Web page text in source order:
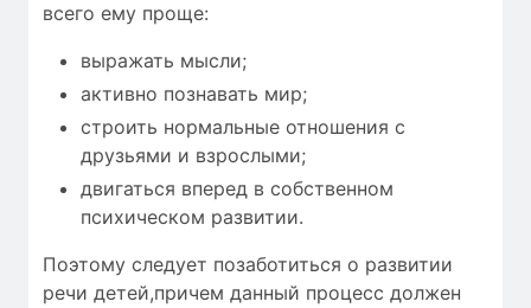
всего ему проще:
выражать мысли;
активно познавать мир;
строить нормальные отношения с
друзьями и взрослыми;
двигаться вперед в собственном
психическом развитии.
Поэтому следует позаботиться о развитии
речи детей,причем данный процесс должен